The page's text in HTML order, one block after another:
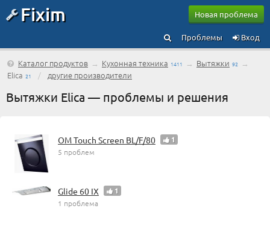
Fixim Новая проблема
Вход
Проблемы
Каталог продуктов → Кухонная техника 1411 → Вытяжки 92 →
Elica 21 / другие производители
Вытяжки Elica — проблемы и решения
OM Touch Screen BL/F/80 1
5 проблем
Glide 60 IX 1
1 проблема